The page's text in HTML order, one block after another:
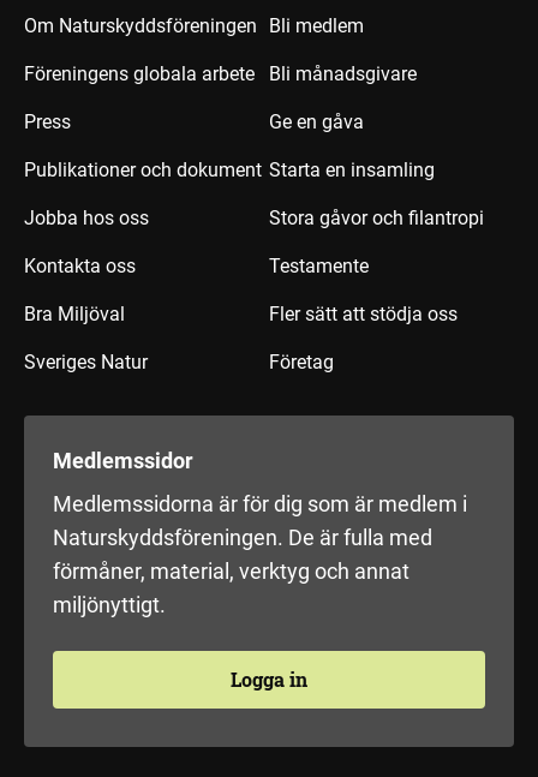
Om Naturskyddsföreningen
Föreningens globala arbete
Press
Publikationer och dokument
Jobba hos oss
Kontakta oss
Bra Miljöval
Sveriges Natur
Bli medlem
Bli månadsgivare
Ge en gåva
Starta en insamling
Stora gåvor och filantropi
Testamente
Fler sätt att stödja oss
Företag
Medlemssidor
Medlemssidorna är för dig som är medlem i
Naturskyddsföreningen. De är fulla med
förmåner, material, verktyg och annat
miljönyttigt.
Logga in